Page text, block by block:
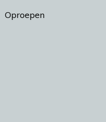
Oproepen